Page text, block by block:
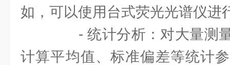
如，可以使用台式荧光光谱仪进
- 统计分析：对大量测量
计算平均值、标准偏差等统计